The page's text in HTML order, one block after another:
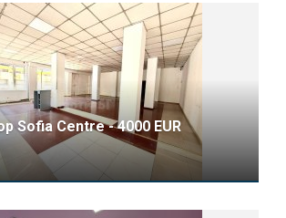
Sofia Centre - 4000 EUR